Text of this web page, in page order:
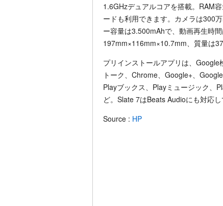
1.6GHzデュアルコアを搭載。RAM
ードも利用できます。カメラは300
ー容量は3.500mAhで、動画再生時
197mm×116mm×10.7mm、質量は
プリインストールアプリは、
トーク、Chrome、Google+、
Playブックス、Playミュージック、
ど。Slate 7はBeats Audioにも対応
Source : HP